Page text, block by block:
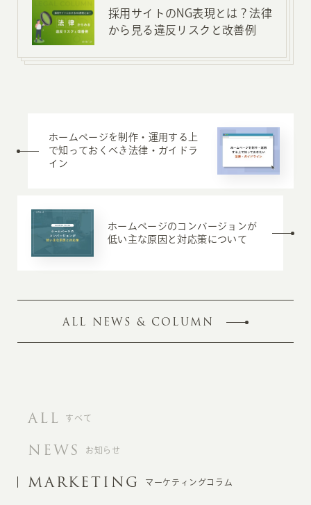
採用サイトのNG表現とは？法律
から見る違反リスクと改善例
ホームページを制作・運用する上
で知っておくべき法律・ガイドラ
イン
ホームページのコンバージョンが
低い主な原因と対応策について
ALL NEWS & COLUMN
ALL すべて
NEWS お知らせ
MARKETING マーケティングコラム